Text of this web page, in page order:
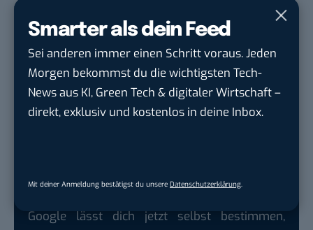
Smarter als dein Feed
Sei anderen immer einen Schritt voraus. Jeden
Morgen bekommst du die wichtigsten Tech-
News aus KI, Green Tech & digitaler Wirtschaft –
direkt, exklusiv und kostenlos in deine Inbox.
Mit deiner Anmeldung bestätigst du unsere Datenschutzerklärung.
war unsere kleine Ode an das Fahrrad.
„Fahrräder
machen Städte lebenswerter – und zwar so!“
ihr zehntausende Mal gelesen, geteilt und diskutiert.
Das zeigt uns, dassdie Prognose eines Experten
zur Zukunft der Mobilität sehr wahrscheinlich
zutrifft: Das Transportmittel der Zukunft sind
Google lässt dich jetzt selbst bestimmen,